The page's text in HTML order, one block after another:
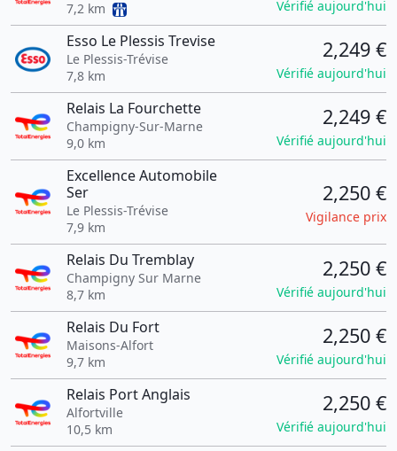
7,2 km
Vérifié aujourd'hui
Esso Le Plessis Trevise
Le Plessis-Trévise
7,8 km
2,249 €
Vérifié aujourd'hui
Relais La Fourchette
Champigny-Sur-Marne
9,0 km
2,249 €
Vérifié aujourd'hui
Excellence Automobile
Ser
Le Plessis-Trévise
7,9 km
2,250 €
Vigilance prix
Relais Du Tremblay
Champigny Sur Marne
8,7 km
2,250 €
Vérifié aujourd'hui
Relais Du Fort
Maisons-Alfort
9,7 km
2,250 €
Vérifié aujourd'hui
Relais Port Anglais
Alfortville
10,5 km
2,250 €
Vérifié aujourd'hui